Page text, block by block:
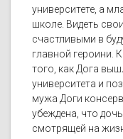
университете, а
школе. Видеть
счастливыми в
главной героини.
того, как Дога
университета и
мужа Доги
убеждена, что
смотрящей на